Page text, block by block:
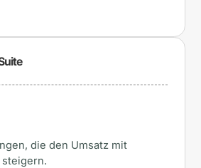
die den Umsatz mit